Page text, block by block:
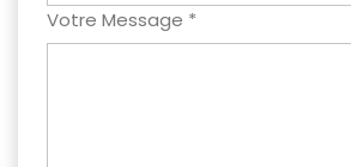
Votre Message *